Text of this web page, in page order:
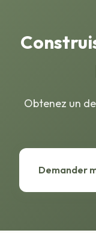
Obtenez un
Demander